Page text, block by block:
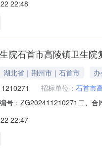
香港城西街D47号6、联系方
22:48
院石首市高陵镇卫生
湖北省｜荆州市｜石首市
招标单位： 石首市
号：ZG202411210271二、
香港城西街D47号6、联系方
22:47